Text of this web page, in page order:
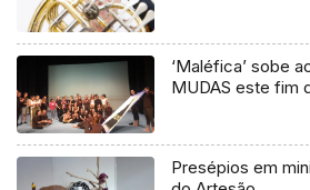
‘Maléfica’ sobe
MUDAS este fim
Presépios em